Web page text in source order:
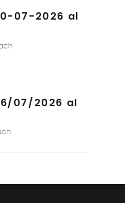
07-2026 al
07/2026 al